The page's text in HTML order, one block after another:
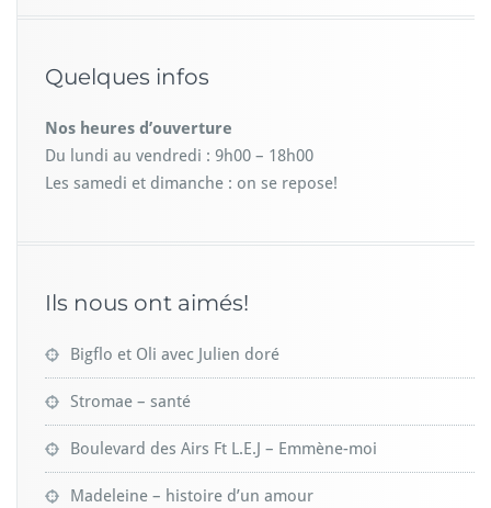
Quelques infos
Nos heures d’ouverture
Du lundi au vendredi : 9h00 – 18h00
Les samedi et dimanche : on se repose!
Ils nous ont aimés!
Bigflo et Oli avec Julien doré
Stromae – santé
Boulevard des Airs Ft L.E.J – Emmène-moi
Madeleine – histoire d’un amour